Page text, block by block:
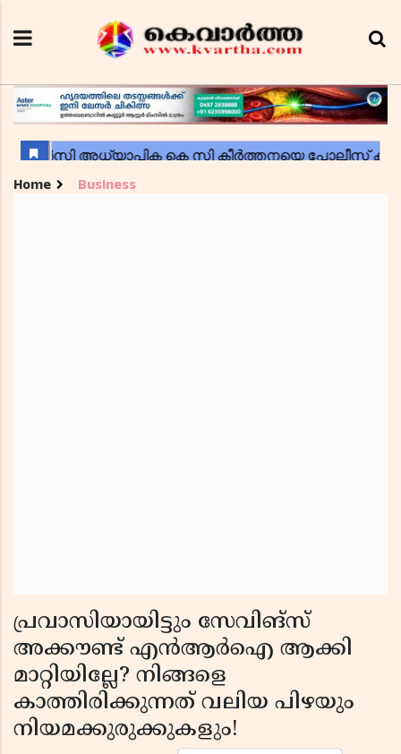
Home Business
പ്രവാസിയായിട്ടും സേവിങ്‌സ്
അക്കൗണ്ട് എൻആർഐ ആക്കി
മാറ്റിയില്ലേ? നിങ്ങളെ
കാത്തിരിക്കുന്നത് വലിയ പിഴയും
നിയമക്കുരുക്കുകളും!